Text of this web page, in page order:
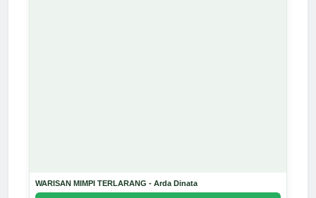
WARISAN MIMPI TERLARANG - Arda Dinata